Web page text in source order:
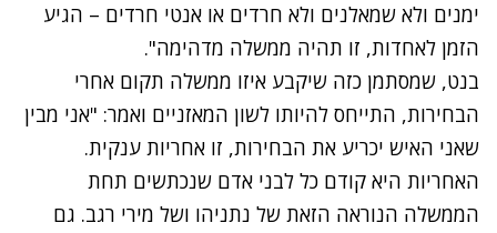
ימנים ולא שמאלנים ולא חרדים או אנטי חרדים – הגיע
הזמן לאחדות, זו תהיה ממשלה מדהימה".
בנט, שמסתמן כזה שיקבע איזו ממשלה תקום אחרי
הבחירות, התייחס להיותו לשון המאזניים ואמר: "אני מבין
שאני האיש יכריע את הבחירות, זו אחריות ענקית.
האחריות היא קודם כל לבני אדם שנכתשים תחת
הממשלה הנוראה הזאת של נתניהו ושל מירי רגב. גם